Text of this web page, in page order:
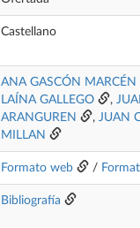
Castellano
ANA GASCÓN MARCÉN
LAÍNA GALLEGO
,
ARANGUREN
, JUAN
MILLAN
Formato web /
Bibliografía